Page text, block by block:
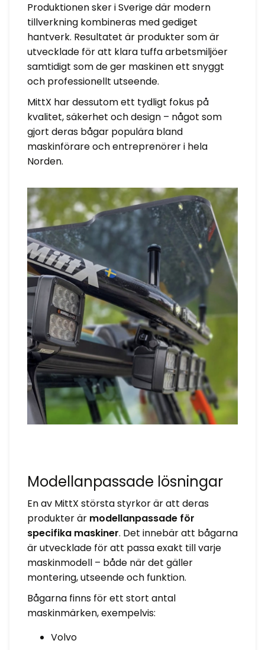
Produktionen sker i Sverige där modern
tillverkning kombineras med gediget
hantverk. Resultatet är produkter som är
utvecklade för att klara tuffa arbetsmiljöer
samtidigt som de ger maskinen ett snyggt
och professionellt utseende.
MittX har dessutom ett tydligt fokus på
kvalitet, säkerhet och design – något som
gjort deras bågar populära bland
maskinförare och entreprenörer i hela
Norden.
Modellanpassade lösningar
En av MittX största styrkor är att deras
produkter är modellanpassade för
specifika maskiner. Det innebär att bågarna
är utvecklade för att passa exakt till varje
maskinmodell – både när det gäller
montering, utseende och funktion.
Bågarna finns för ett stort antal
maskinmärken, exempelvis:
Volvo